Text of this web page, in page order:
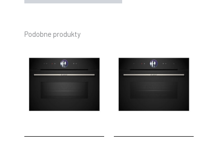
Podobne produkty